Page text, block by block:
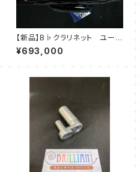
【新品】B♭クラリネット ユーベ
ル Reve M 清川貴子先生
選定
¥693,000